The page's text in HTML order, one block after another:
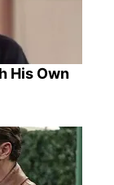
His Own